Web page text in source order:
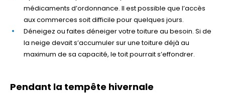
médicaments d’ordonnance. Il est possible que l’accès
aux commerces soit difficile pour quelques jours.
Déneigez ou faites déneiger votre toiture au besoin. Si de
la neige devait s’accumuler sur une toiture déjà au
maximum de sa capacité, le toit pourrait s’effondrer.
Pendant la tempête hivernale